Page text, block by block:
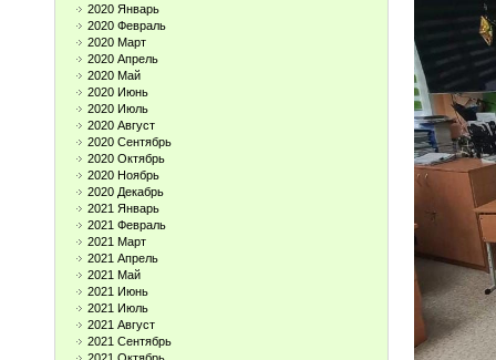
2020 Январь
2020 Февраль
2020 Март
2020 Апрель
2020 Май
2020 Июнь
2020 Июль
2020 Август
2020 Сентябрь
2020 Октябрь
2020 Ноябрь
2020 Декабрь
2021 Январь
2021 Февраль
2021 Март
2021 Апрель
2021 Май
2021 Июнь
2021 Июль
2021 Август
2021 Сентябрь